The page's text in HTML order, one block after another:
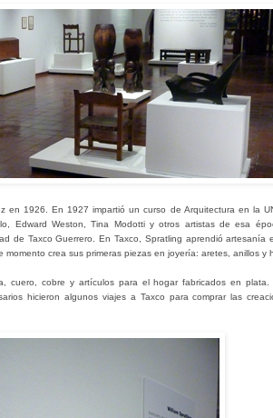
en 1926. En 1927 impartió un curso de Arquitectura en la
Edward Weston, Tina Modotti y otros artistas de esa
de Taxco Guerrero.
En Taxco, Spratling aprendió artesanía
crea sus primeras piezas en joyería: aretes, anillos y
cuero, cobre y artículos para el hogar fabricados en plata.
hicieron algunos viajes a Taxco para comprar las